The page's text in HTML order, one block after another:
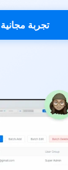
تجربة مجانية